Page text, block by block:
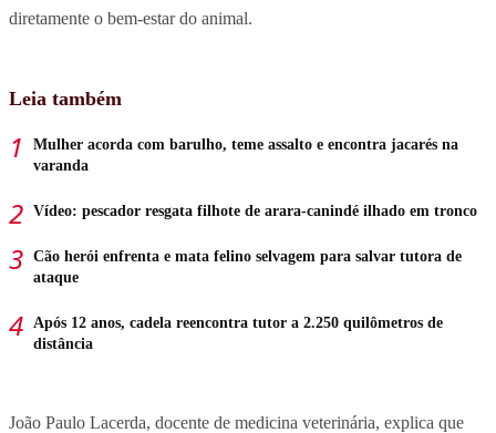
diretamente o bem-estar do animal.
Leia também
Mulher acorda com barulho, teme assalto e encontra jacarés na
varanda
Vídeo: pescador resgata filhote de arara-canindé ilhado em tronco
Cão herói enfrenta e mata felino selvagem para salvar tutora de
ataque
Após 12 anos, cadela reencontra tutor a 2.250 quilômetros de
distância
João Paulo Lacerda, docente de medicina veterinária, explica que